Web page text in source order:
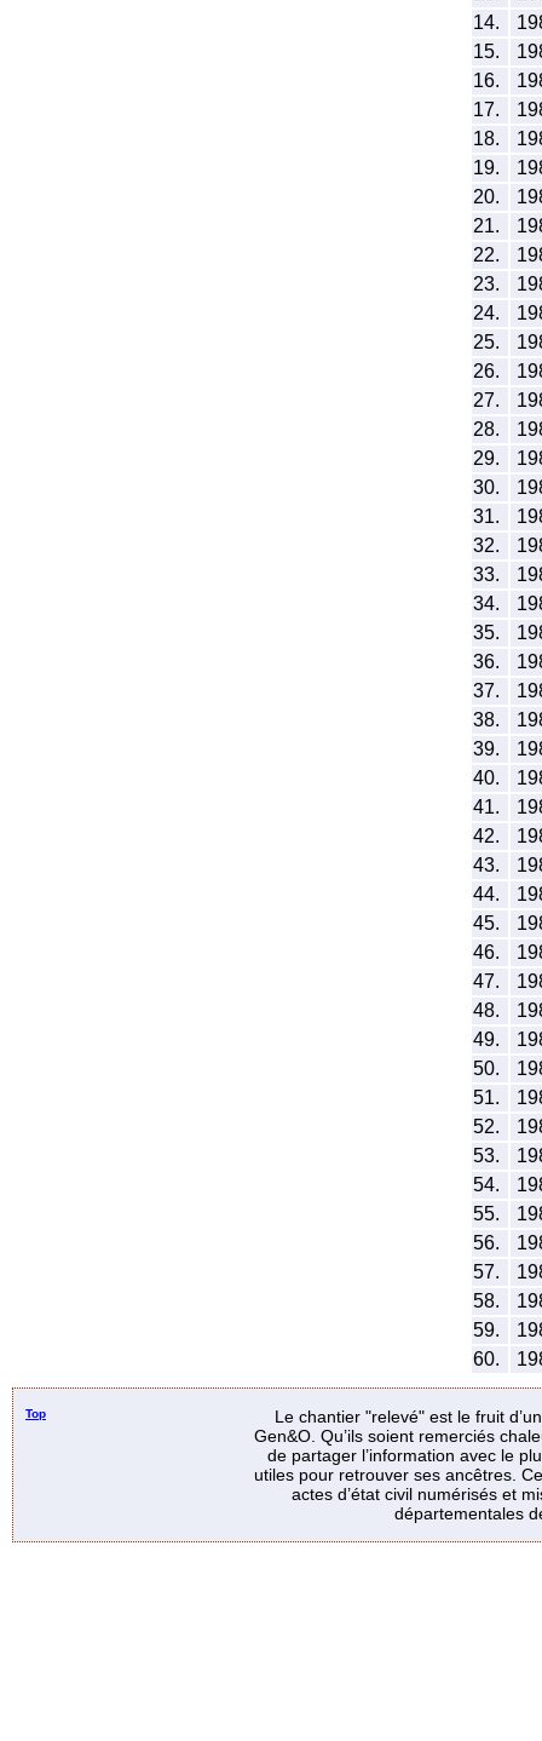
14.
15.
16.
17.
18.
19.
20.
21.
22.
23.
24.
25.
26.
27.
28.
29.
30.
31.
32.
33.
34.
35.
36.
37.
38.
39.
40.
41.
42.
43.
44.
45.
46.
47.
48.
49.
50.
51.
52.
53.
54.
55.
56.
57.
58.
59.
60.
Top
Le chantier "relevé" est le fruit
Gen&O. Qu’ils soient remerciés
de partager l’information avec le
utiles pour retrouver ses ancêtres.
actes d’état civil numérisés et
départementales